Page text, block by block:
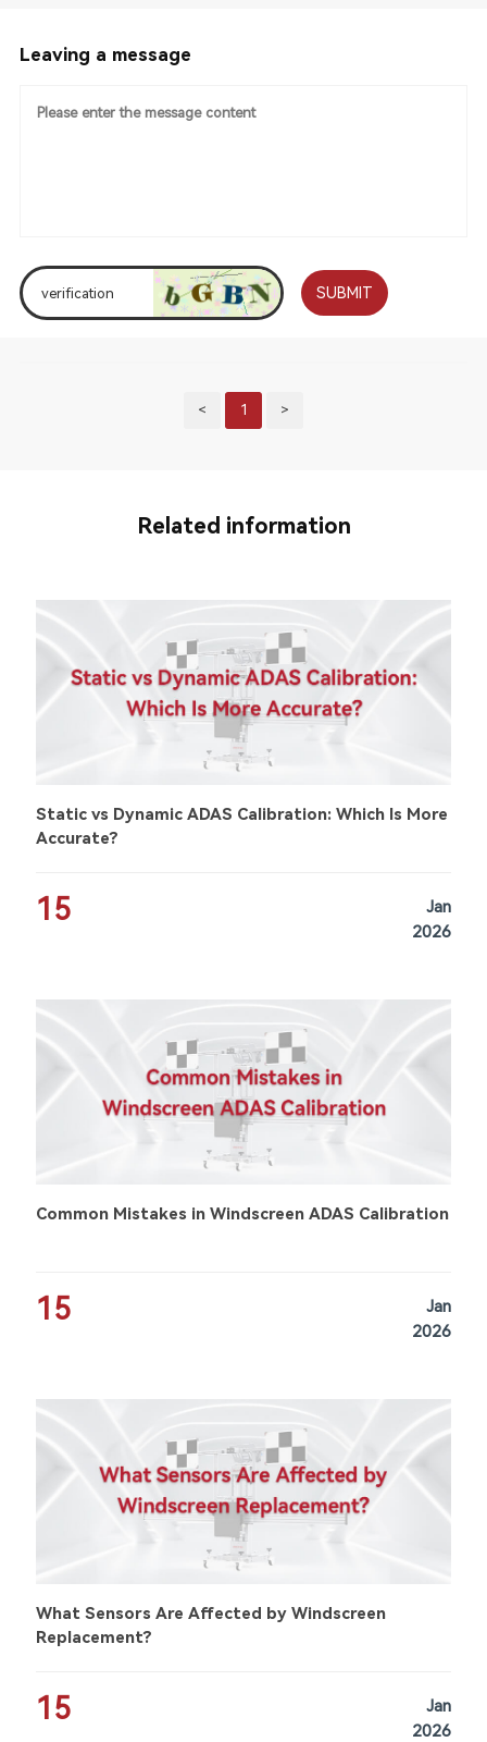
Leaving a message
SUBMIT
< 1 >
Related information
Static vs Dynamic ADAS Calibration: Which Is More
Accurate?
15
Jan
2026
Common Mistakes in Windscreen ADAS Calibration
15
Jan
2026
What Sensors Are Affected by Windscreen
Replacement?
15
Jan
2026